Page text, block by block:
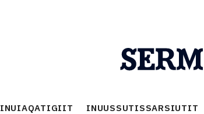
INUIAQATIGIIT INUUSSUTISSARSIUTIT